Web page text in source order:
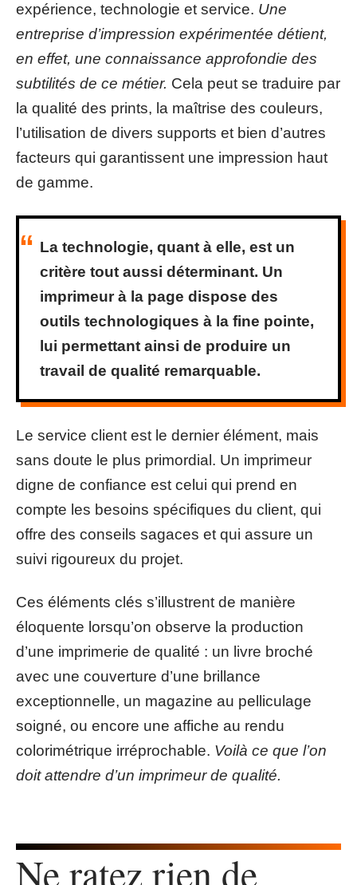
expérience, technologie et service. Une
entreprise d’impression expérimentée détient,
en effet, une connaissance approfondie des
subtilités de ce métier. Cela peut se traduire par
la qualité des prints, la maîtrise des couleurs,
l’utilisation de divers supports et bien d’autres
facteurs qui garantissent une impression haut
de gamme.
La technologie, quant à elle, est un
critère tout aussi déterminant. Un
imprimeur à la page dispose des
outils technologiques à la fine pointe,
lui permettant ainsi de produire un
travail de qualité remarquable.
Le service client est le dernier élément, mais
sans doute le plus primordial. Un imprimeur
digne de confiance est celui qui prend en
compte les besoins spécifiques du client, qui
offre des conseils sagaces et qui assure un
suivi rigoureux du projet.
Ces éléments clés s’illustrent de manière
éloquente lorsqu’on observe la production
d’une imprimerie de qualité : un livre broché
avec une couverture d’une brillance
exceptionnelle, un magazine au pelliculage
soigné, ou encore une affiche au rendu
colorimétrique irréprochable. Voilà ce que l’on
doit attendre d’un imprimeur de qualité.
Ne ratez rien de